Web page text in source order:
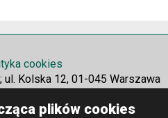
cookies
Kolska 12, 01-045 Warszawa
plików cookies